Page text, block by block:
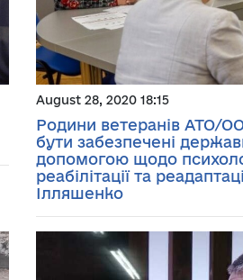
August 28, 2020 18:15
Родини ветеранів АТО/
бути забезпечені
допомогою щодо
реабілітації та
Ілляшенко